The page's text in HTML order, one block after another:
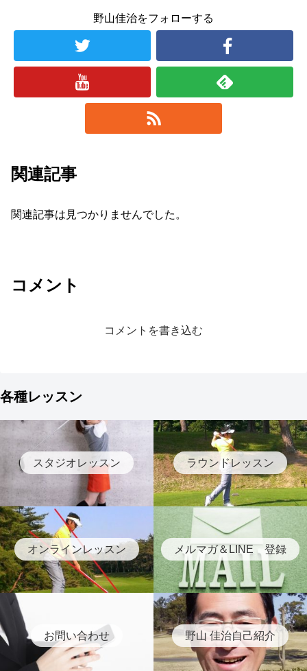
野山佳治をフォローする
関連記事
関連記事は見つかりませんでした。
コメント
コメントを書き込む
各種レッスン
スタジオレッスン ラウンドレッスン
オンラインレッスン メルマガ＆LINE 登録
お問い合わせ 野山 佳治自己紹介